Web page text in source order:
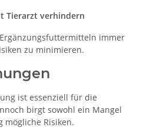
Tierarzt verhindern
immer
zu minimieren.
ist essenziell für die
birgt sowohl ein Mangel
mögliche Risiken.